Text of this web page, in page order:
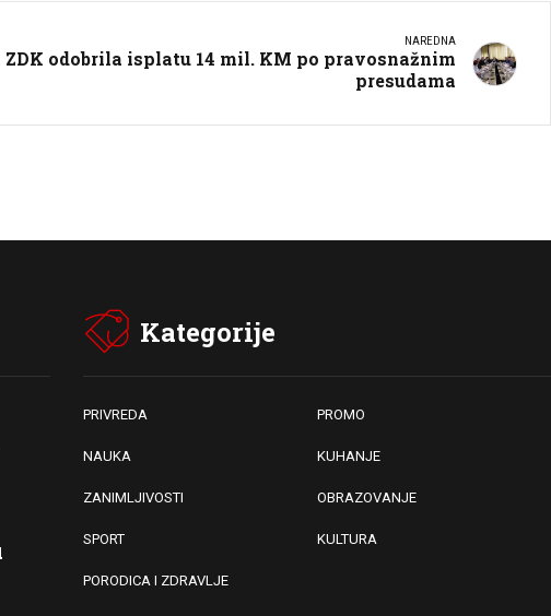
NAREDNA
ZDK odobrila isplatu 14 mil. KM po pravosnažnim
presudama
Kategorije
PRIVREDA PROMO
NAUKA KUHANJE
ZANIMLJIVOSTI OBRAZOVANJE
SPORT KULTURA
PORODICA I ZDRAVLJE